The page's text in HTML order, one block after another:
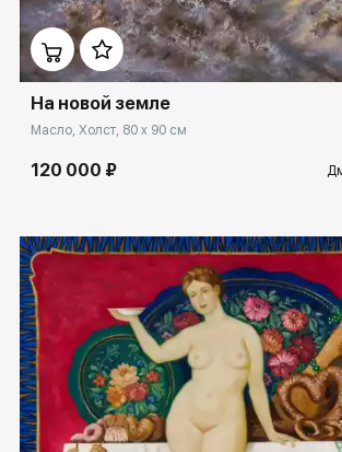
Домен:
На новой земле
Масло, Холст, 80 x 90 см
120 000 ₽